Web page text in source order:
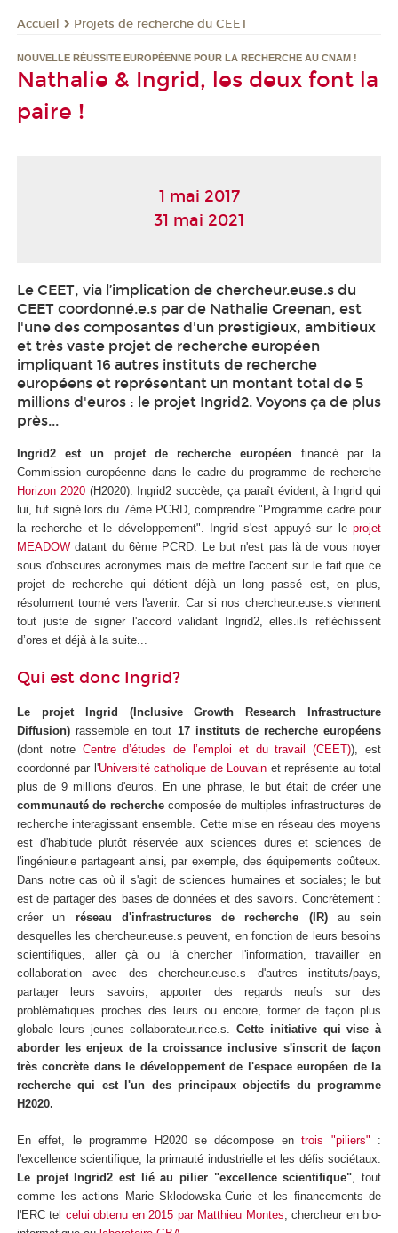
Accueil Projets de recherche du CEET
NOUVELLE RÉUSSITE EUROPÉENNE POUR LA RECHERCHE AU CNAM !
Nathalie & Ingrid, les deux font la
paire !
1 mai 2017
31 mai 2021
Le CEET, via l’implication de chercheur.euse.s du
CEET coordonné.e.s par de Nathalie Greenan, est
l'une des composantes d'un prestigieux, ambitieux
et très vaste projet de recherche européen
impliquant 16 autres instituts de recherche
européens et représentant un montant total de 5
millions d'euros : le projet Ingrid2. Voyons ça de plus
près...
Ingrid2 est un projet de recherche européen financé par la
Commission européenne dans le cadre du programme de recherche
Horizon 2020(H2020). Ingrid2 succède, ça paraît évident, à Ingrid qui
lui, fut signé lors du 7ème PCRD, comprendre "Programme cadre pour
la recherche et le développement". Ingrid s'est appuyé sur le projet
MEADOW datant du 6ème PCRD. Le but n'est pas là de vous noyer
sous d'obscures acronymes mais de mettre l'accent sur le fait que ce
projet de recherche qui détient déjà un long passé est, en plus,
résolument tourné vers l'avenir. Car si nos chercheur.euse.s viennent
tout juste de signer l'accord validant Ingrid2, elles.ils réfléchissent
d’ores et déjà à la suite...
Qui est donc Ingrid?
Le projet Ingrid (Inclusive Growth Research Infrastructure
Diffusion) rassemble en tout 17 instituts de recherche européens
(dont notre Centre d’études de l’emploi et du travail (CEET)), est
coordonné par l'Université catholique de Louvain et représente au total
plus de 9 millions d'euros. En une phrase, le but était de créer une
communauté de recherchecomposée de multiples infrastructures de
recherche interagissant ensemble. Cette mise en réseau des moyens
est d'habitude plutôt réservée aux sciences dures et sciences de
l'ingénieur.e partageant ainsi, par exemple, des équipements coûteux.
Dans notre cas où il s'agit de sciences humaines et sociales; le but
est de partager des bases de données et des savoirs. Concrètement :
créer un réseau d'infrastructures de recherche (IR) au sein
desquelles les chercheur.euse.s peuvent, en fonction de leurs besoins
scientifiques, aller çà ou là chercher l'information, travailler en
collaboration avec des chercheur.euse.s d'autres instituts/pays,
partager leurs savoirs, apporter des regards neufs sur des
problématiques proches des leurs ou encore, former de façon plus
globale leurs jeunes collaborateur.rice.s. Cette initiative qui vise à
aborder les enjeux de la croissance inclusive s'inscrit de façon
très concrète dans le développement de l'espace européen de la
recherche qui est l'un des principaux objectifs du programme
H2020.
En effet, le programme H2020 se décompose entrois "piliers" :
l'excellence scientifique, la primauté industrielle et les défis sociétaux.
Le projet Ingrid2 est lié au pilier "excellence scientifique" , tout
comme les actions Marie Sklodowska-Curie et les financements de
l'ERC tel celui obtenu en 2015 par Matthieu Montes , chercheur en bio-